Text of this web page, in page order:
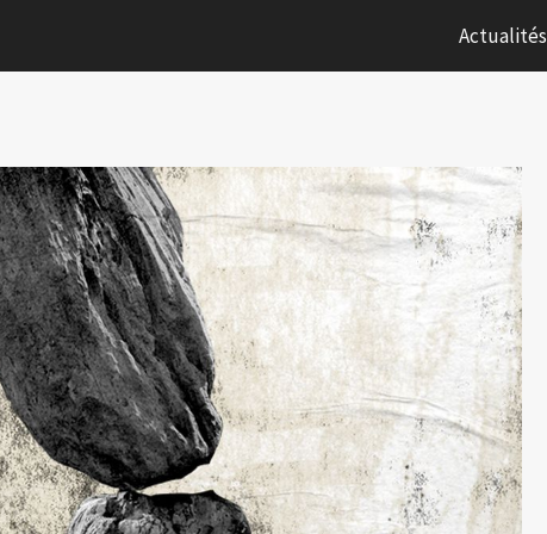
Actualités